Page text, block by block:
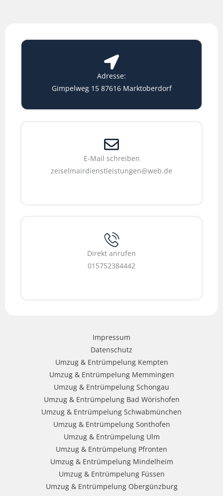
Adresse:
Gimpelweg 15 87616 Marktoberdorf
E-Mail schreiben
zeiselmairdienstleistungen@web.de
Direkt anrufen
015752384442​
Impressum
Datenschutz
Umzug & Entrümpelung Kempten
Umzug & Entrümpelung Memmingen
Umzug & Entrümpelung Schongau
Umzug & Entrümpelung Bad Wörishofen
Umzug & Entrümpelung Schwabmünchen
Umzug & Entrümpelung Sonthofen
Umzug & Entrümpelung Ulm
Umzug & Entrümpelung Pfronten
Umzug & Entrümpelung Mindelheim
Umzug & Entrümpelung Füssen
Umzug & Entrümpelung Obergünzburg